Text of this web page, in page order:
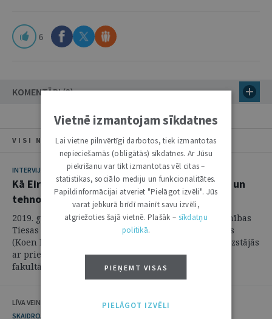
6
KOMENTĀRI (3)
VISI NUMURA RAKSTI
INTERVIJA
Kā Eiropas Savienības Tiesa vērtē tiesiskuma un
tehnoloģiju izaicinājumus
2019. gada 18. oktobrī Latvijā viesojās Eiropas Savienības
Tiesas (turpmāk – EST) priekšsēdētājs Kūns Lēnartss
(Koen Lenaerts). Savas vizītes ietvaros K. Lēnartss uzstājās
ar priekšlasījumu Latvijas Universitātes Juridiskās
fakultātes 7. ...
LĪVA VEINBERGA
SKAIDROJUMI. VIEDOKĻI
Vietnē izmantojam sīkdatnes
Lai vietne pilnvērtīgi darbotos, tiek izmantotas
nepieciešamās (obligātās) sīkdatnes. Ar Jūsu
piekrišanu var tikt izmantotas vēl citas –
statistikas, sociālo mediju un funkcionalitātes.
Papildinformācijai atveriet "Pielāgot izvēli". Jūs
varat jebkurā brīdī mainīt savu izvēli,
atgriežoties šajā vietnē. Plašāk – sīkdatņu
politikā.
PIEŅEMT VISAS
PIELĀGOT IZVĒLI